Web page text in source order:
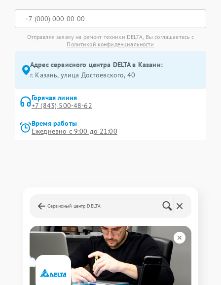
Отправляя заявку на ремонт техники DELTA, Вы соглашаетесь с
Политикой конфиденциальности
Адрес сервисного центра DELTA в Казани:
г. Казань, улица Достоевского, 40
Горячая линия
+7 (843) 500-48-62
Время работы
Ежедневно с 9:00 до 21:00
Сервисный центр DELTA